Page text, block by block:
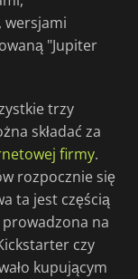
wersjami
"Jupiter
trzy
składać za
firmy.
rozpocznie się
ta jest częścią
na
czy
kupującym